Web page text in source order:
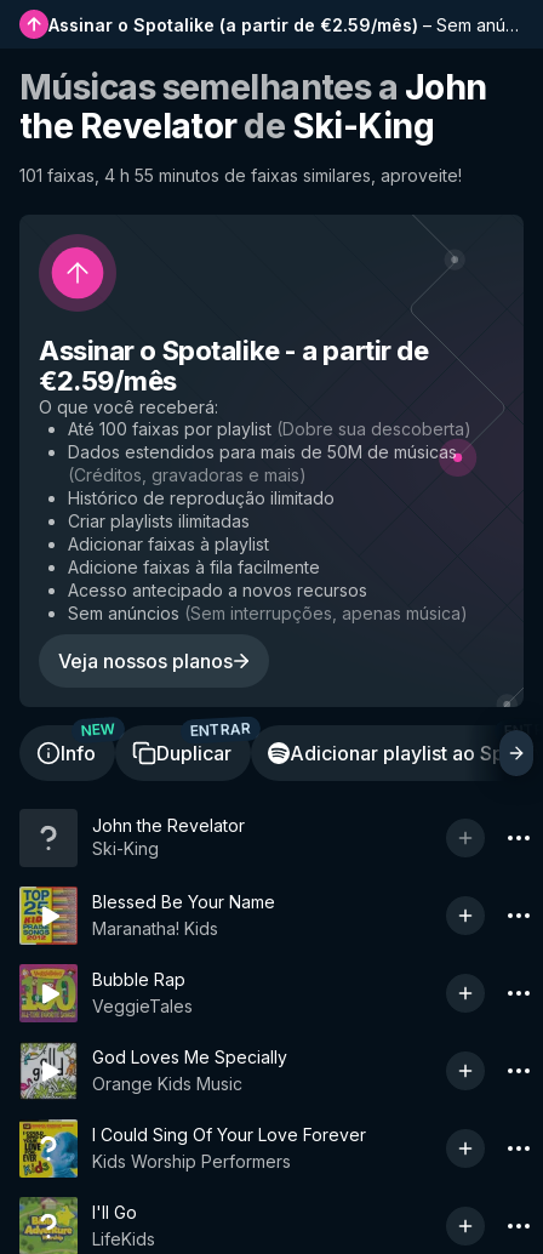
Assinar o Spotalike (a partir de €2.59/mês) – Sem anúncios, playlists mais longas, histórico completo e acesso antecipado a novos recursos
Músicas semelhantes a John
the Revelatorde Ski-King
101 faixas, 4 h 55 minutos de faixas similares, aproveite!
Assinar o Spotalike- a partir de
€2.59/mês
O que você receberá:
Até 100 faixas por playlist (Dobre sua descoberta)
Dados estendidos para mais de 50M de músicas
(Créditos, gravadoras e mais)
Histórico de reprodução ilimitado
Criar playlists ilimitadas
Adicionar faixas à playlist
Adicione faixas à fila facilmente
Acesso antecipado a novos recursos
Sem anúncios (Sem interrupções, apenas música)
Veja nossos planos
Info
NEW
Duplicar
ENTRAR
Adicionar playlist ao
John the Revelator
Ski-King
Blessed Be Your Name
Maranatha! Kids
Bubble Rap
VeggieTales
God Loves Me Specially
Orange Kids Music
I Could Sing Of Your Love Forever
Kids Worship Performers
I'll Go
LifeKids